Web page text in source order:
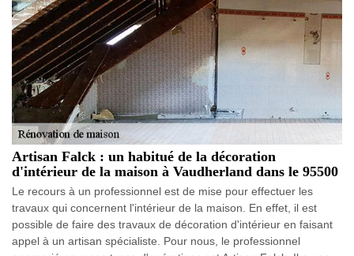
Artisan Falck : un habitué de la décoration
d'intérieur de la maison à Vaudherland dans le 95500
Le recours à un professionnel est de mise pour effectuer les
travaux qui concernent l'intérieur de la maison. En effet, il est
possible de faire des travaux de décoration d'intérieur en faisant
appel à un artisan spécialiste. Pour nous, le professionnel